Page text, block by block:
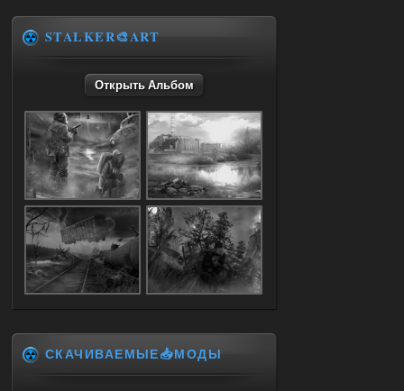
Объединенный Пак 2 + OGSR +
STCoP WP 3.4
17:25
Stalker-Mods-Clan-su
Доступно только для пользователей
Ответить ➤
04.08.2026
Объединенный Пак 2 + OGSR +
STCoP WP 3.4
17:19
Stalker-Mods-Clan-su
Ответить ➤
04.08.2026
STALKER🎨ART
Открыть Альбом
СКАЧИВАЕМЫЕ📥МОДЫ